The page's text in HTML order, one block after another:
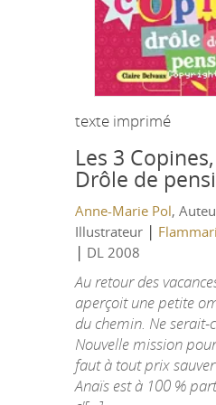
texte imprimé
Les 3
Drôle de
Anne-Marie Pol,
Illustrateur |
| DL 2008
Au retour des
aperçoit une petite
du chemin. Ne serait-
Nouvelle mission
faut à tout prix
Anaïs est à 100 %